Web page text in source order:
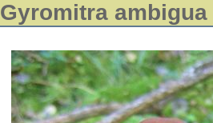
Gyromitra ambigua